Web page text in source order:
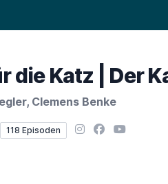
die Katz | Der
Clemens Benke
118 Episoden Instagram
Facebook
YouTube